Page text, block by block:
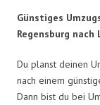
Günstiges
Regensburg nach
Du planst deinen
nach einem
Dann bist du bei